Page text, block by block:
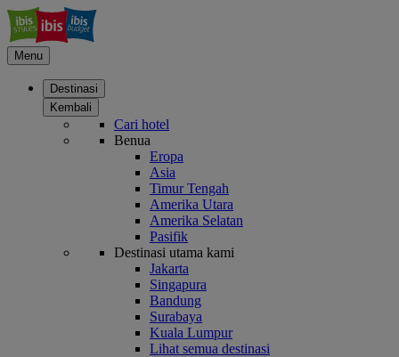
Menu
Destinasi
Kembali
Cari hotel
Benua
Eropa
Asia
Timur Tengah
Amerika Utara
Amerika Selatan
Pasifik
Destinasi utama kami
Jakarta
Singapura
Bandung
Surabaya
Kuala Lumpur
Lihat semua destinasi